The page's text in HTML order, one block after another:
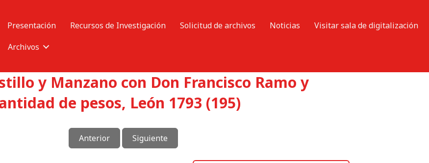
Presentación Recursos de Investigación Solicitud de archivos Noticias
Visitar sala de digitalización
Archivos
y Manzano con Don Francisco Ramo y
de pesos, León 1793 (195)
Anterior Siguiente